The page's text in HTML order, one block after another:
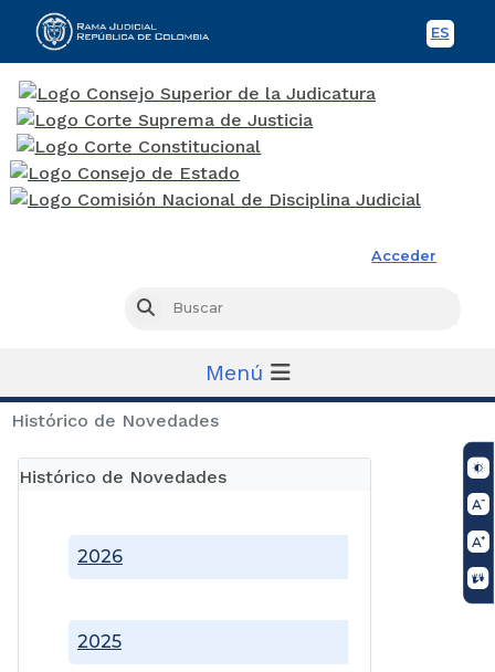
ES
Acceder
Buscar
Menú
Histórico de Novedades
Histórico de Novedades
2025
2026